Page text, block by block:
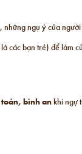
ngụ ý của
các bạn trẻ) để làm
bình ankhi ngự